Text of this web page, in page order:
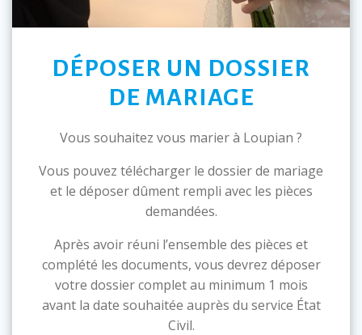
DÉPOSER UN DOSSIER
DE MARIAGE
Vous souhaitez vous marier à Loupian ?
Vous pouvez télécharger le dossier de mariage
et le déposer dûment rempli avec les pièces
demandées.
Après avoir réuni l’ensemble des pièces et
complété les documents, vous devrez déposer
votre dossier complet au minimum 1 mois
avant la date souhaitée auprès du service État
Civil.